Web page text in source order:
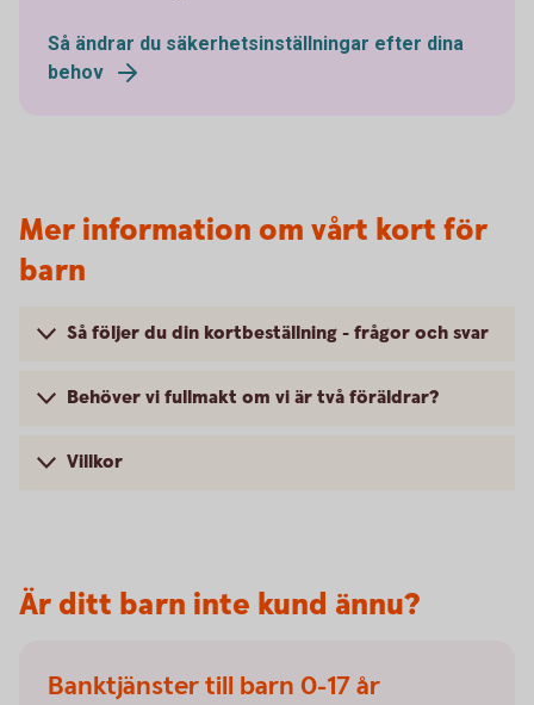
Så ändrar du säkerhetsinställningar efter dina
behov
Mer information om vårt kort för
barn
Så följer du din kortbeställning - frågor och svar
Behöver vi fullmakt om vi är två föräldrar?
Villkor
Är ditt barn inte kund ännu?
Banktjänster till barn 0-17 år